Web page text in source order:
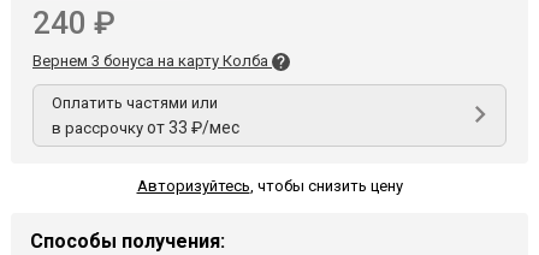
240 ₽
Вернем 3 бонуса на карту Колба
Оплатить частями или
в рассрочку от 33 ₽/мес
Авторизуйтесь, чтобы снизить цену
Способы получения: